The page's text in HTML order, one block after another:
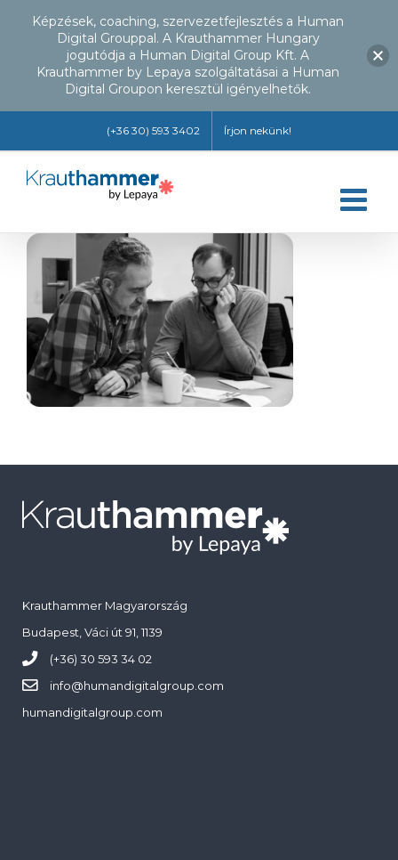
(+36 30) 593 3402 Írjon nekünk!
Krauthammer Magyarország
Budapest, Váci út 91, 1139
(+36) 30 593 34 02
info@humandigitalgroup.com
humandigitalgroup.com
Képzések, coaching, szervezetfejlesztés a Human
Digital Grouppal. A Krauthammer Hungary
jogutódja a Human Digital Group Kft. A
Krauthammer by Lepaya szolgáltatásai a Human
Digital Groupon keresztül igényelhetők.